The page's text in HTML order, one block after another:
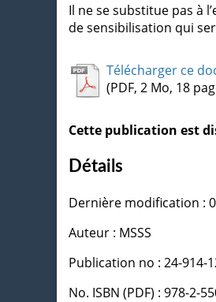
Il ne se substitue pas à
de sensibilisation qui
Télécharger ce
(PDF, 2 Mo, 18
Cette publication est
Détails
Dernière modification :
Auteur : MSSS
Publication no : 24-914-
No. ISBN (PDF) : 978-2-